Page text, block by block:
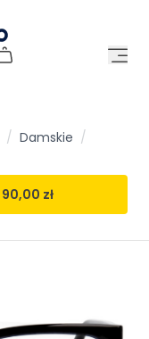
/ Damskie /
90,00 zł